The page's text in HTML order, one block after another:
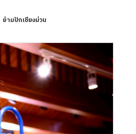
ย่ามปักเชียงม่วน